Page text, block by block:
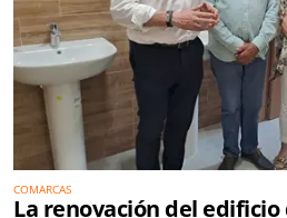
COMARCAS
La renovación del